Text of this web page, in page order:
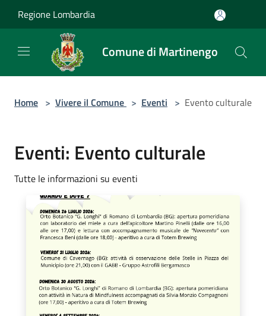
Regione Lombardia
Comune di Martinengo
Home > Vivere il Comune > Eventi > Evento culturale
Eventi: Evento culturale
Tutte le informazioni su eventi